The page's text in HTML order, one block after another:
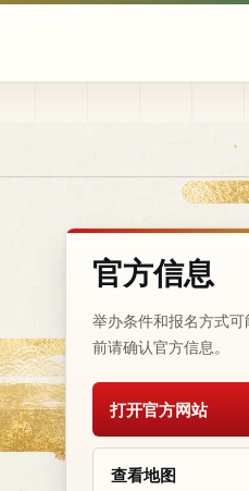
官方信息
举办条件和报名方式
前请确认官方信息。
打开官方网站
查看地图